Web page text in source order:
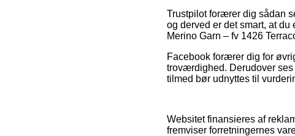
Trustpilot forærer dig sådan
og derved er det smart, at
Merino Garn – fv 1426
Facebook forærer dig for
troværdighed. Derudover
tilmed bør udnyttes til
Websitet finansieres af
fremviser forretningernes